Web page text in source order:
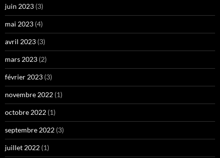
juin 2023 (3)
mai 2023 (4)
avril 2023 (3)
mars 2023 (2)
février 2023 (3)
novembre 2022 (1)
octobre 2022 (1)
septembre 2022 (3)
juillet 2022 (1)